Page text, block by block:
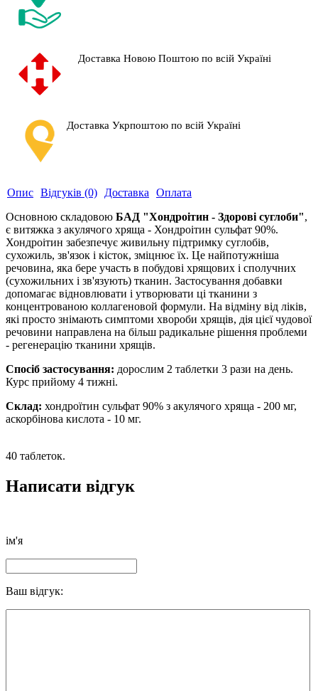
Доставка Новою Поштою по всій Україні
Доставка Укрпоштою по всій Україні
Опис Відгуків (0) Доставка
Оплата
Основною складовою БАД "Хондроітин - Здорові суглоби",
є витяжка з акулячого хряща - Хондроітин сульфат 90%.
Хондроітин забезпечує живильну підтримку суглобів,
сухожиль, зв'язок і кісток, зміцнює їх. Це найпотужніша
речовина, яка бере участь в побудові хрящових і сполучних
(сухожильних і зв'язують) тканин. Застосування добавки
допомагає відновлювати і утворювати ці тканини з
концентрованою коллагеновой формули. На відміну від ліків,
які просто знімають симптоми хвороби хрящів, дія цієї чудової
речовини направлена на більш радикальне рішення проблеми
- регенерацію тканини хрящів.
Спосіб застосування: дорослим 2 таблетки 3 рази на день.
Курс прийому 4 тижні.
Склад: хондроїтин сульфат 90% з акулячого хряща - 200 мг,
аскорбінова кислота - 10 мг.
40 таблеток.
Написати відгук
ім'я
Ваш відгук: